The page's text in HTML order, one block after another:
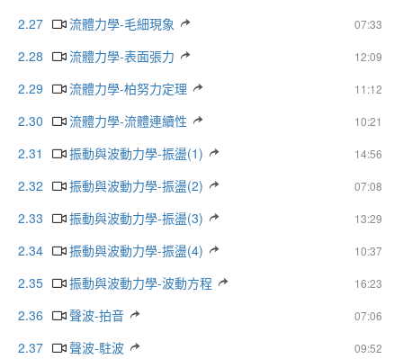
2.27
07:33
流體力學-毛細現象
2.28
12:09
流體力學-表面張力
2.29
11:12
流體力學-柏努力定理
2.30
10:21
流體力學-流體連續性
2.31
14:56
振動與波動力學-振盪(1)
2.32
07:08
振動與波動力學-振盪(2)
2.33
13:29
振動與波動力學-振盪(3)
2.34
10:37
振動與波動力學-振盪(4)
2.35
16:23
振動與波動力學-波動方程
2.36
07:06
聲波-拍音
2.37
09:52
聲波-駐波